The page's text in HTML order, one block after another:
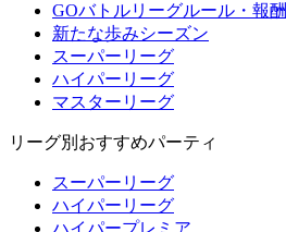
GOバトルリーグルール・報酬
新たな歩みシーズン
スーパーリーグ
ハイパーリーグ
マスターリーグ
リーグ別おすすめパーティ
スーパーリーグ
ハイパーリーグ
ハイパープレミア